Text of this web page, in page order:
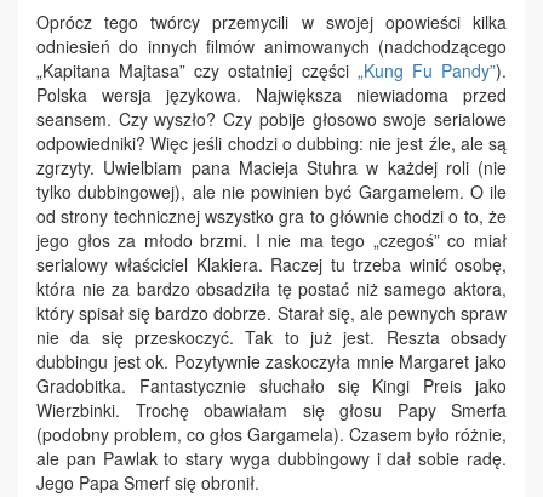
Oprócz tego twórcy przemycili w swojej opowieści kilka
odniesień do innych filmów animowanych (nadchodzącego
„Kapitana Majtasa” czy ostatniej części „Kung Fu Pandy”).
Polska wersja językowa. Największa niewiadoma przed
seansem. Czy wyszło? Czy pobije głosowo swoje serialowe
odpowiedniki? Więc jeśli chodzi o dubbing: nie jest źle, ale są
zgrzyty. Uwielbiam pana Macieja Stuhra w każdej roli (nie
tylko dubbingowej), ale nie powinien być Gargamelem. O ile
od strony technicznej wszystko gra to głównie chodzi o to, że
jego głos za młodo brzmi. I nie ma tego „czegoś” co miał
serialowy właściciel Klakiera. Raczej tu trzeba winić osobę,
która nie za bardzo obsadziła tę postać niż samego aktora,
który spisał się bardzo dobrze. Starał się, ale pewnych spraw
nie da się przeskoczyć. Tak to już jest. Reszta obsady
dubbingu jest ok. Pozytywnie zaskoczyła mnie Margaret jako
Gradobitka. Fantastycznie słuchało się Kingi Preis jako
Wierzbinki. Trochę obawiałam się głosu Papy Smerfa
(podobny problem, co głos Gargamela). Czasem było różnie,
ale pan Pawlak to stary wyga dubbingowy i dał sobie radę.
Jego Papa Smerf się obronił.